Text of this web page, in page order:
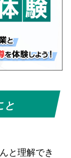
と
と理解でき